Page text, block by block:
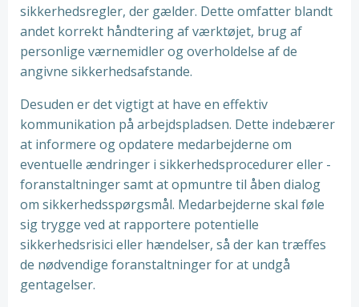
sikkerhedsregler, der gælder. Dette omfatter blandt
andet korrekt håndtering af værktøjet, brug af
personlige værnemidler og overholdelse af de
angivne sikkerhedsafstande.
Desuden er det vigtigt at have en effektiv
kommunikation på arbejdspladsen. Dette indebærer
at informere og opdatere medarbejderne om
eventuelle ændringer i sikkerhedsprocedurer eller -
foranstaltninger samt at opmuntre til åben dialog
om sikkerhedsspørgsmål. Medarbejderne skal føle
sig trygge ved at rapportere potentielle
sikkerhedsrisici eller hændelser, så der kan træffes
de nødvendige foranstaltninger for at undgå
gentagelser.